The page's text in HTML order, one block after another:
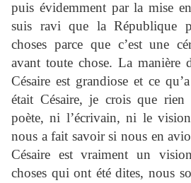
puis évidemment par la mise
suis ravi que la République
choses parce que c’est une
avant toute chose. La
Césaire est grandiose et ce
était Césaire, je crois que
poète, ni l’écrivain, ni le
nous a fait savoir si nous en
Césaire est vraiment un
choses qui ont été dites, nous